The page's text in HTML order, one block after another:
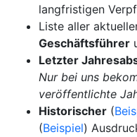
langfristigen
Liste aller
Geschäftsführer
Letzter
Nur bei uns
veröffentlichte
Historischer (
(Beispiel)